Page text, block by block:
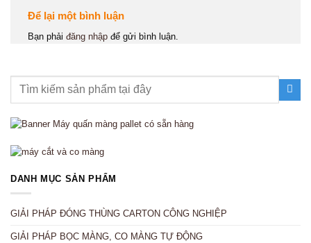
DANH MỤC SẢN PHẨM
GIẢI PHÁP ĐÓNG THÙNG CARTON CÔNG NGHIỆP
GIẢI PHÁP BỌC MÀNG, CO MÀNG TỰ ĐỘNG
Để lại một bình luận
Bạn phải đăng nhập để gửi bình luận.